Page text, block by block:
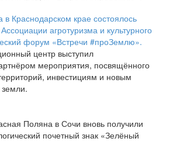
в Краснодарском крае состоялось
агротуризма и культурного
форум «Встречи #проЗемлю».
центр выступил
мероприятия, посвящённого
инвестициям и новым